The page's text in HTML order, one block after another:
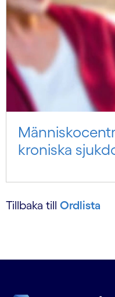
kroniska
Tillbaka till Ordlista